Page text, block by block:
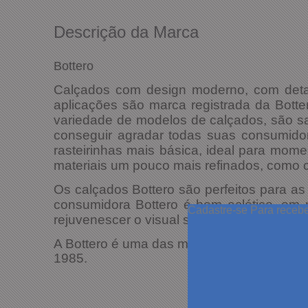
Cadastre-se Para
Descrição da Marca
Bottero
Calçados com design moderno, com
aplicações são marca registrada da
variedade de modelos de calçados, são
conseguir agradar todas suas
rasteirinhas mais básica, ideal para
materiais um pouco mais refinados, como
Os calçados Bottero são perfeitos para
consumidora Bottero é bem eclético,
rejuvenescer o visual sem que pareça
A Bottero é uma das maiores marcas
1985.